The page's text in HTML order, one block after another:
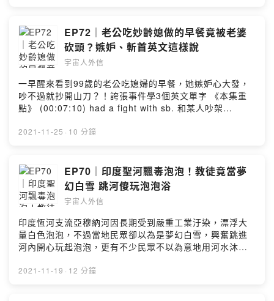
satsujin 無差別殺人、隨機殺人 (00:05:30) musabetsu
kougeki 無差別攻撃、隨機攻擊 (00:05:37) jiken 事件
(00:06:06) massacre 大屠殺 (00:06:18) toorima 通り
魔、隨機殺人狂 主持人：英文主播劉傑中 Ethan ETtoday
英文編譯 Ryan ETtoday日韓文編譯 隔壁老王 👉到IG看
完整英文單字卡 https://bit.ly/3cdU82z 🤝歡迎乾爹乾媽
合作請洽 podcast@ettoday.net --Hosting provided by
SoundOn
EP72｜老公吃妙齡媳做的早餐竟被老婆
砍頭？嫉妒、斬首英文這樣說
宇宙人外信
一早醒來看到99歲的老公吃媳婦的早餐，她嫉妒心大發，
吵不過就抄開山刀？！誇張事件學3個英文單字 《本集重
點》 (00:07:10) had a fight with sb. 和某人吵架
(00:08:52) He was beheaded by sb.他被…斬首 主持
https://bit.ly/3cdU82z 🤝歡迎乾爹乾媽合作請洽
podcast@ettoday.net --Hosting provided by SoundOn
2021-11-25 · 10 分鐘
EP70｜印度聖河飄毒泡泡！教徒竟當夢
幻白雪 跳河傻玩泡泡浴
宇宙人外信
印度恆河支流亞穆納河因長期受到嚴重工業汙染，漂浮大
量白色泡泡，不過當地民眾卻以為是夢幻白雪，興奮跳進
河內開心玩起泡泡，更有不少民眾不以為意地用河水沐
(00:00:22) Yamuna River 亞穆納河 (00:00:36)
2021-11-19 · 12 分鐘